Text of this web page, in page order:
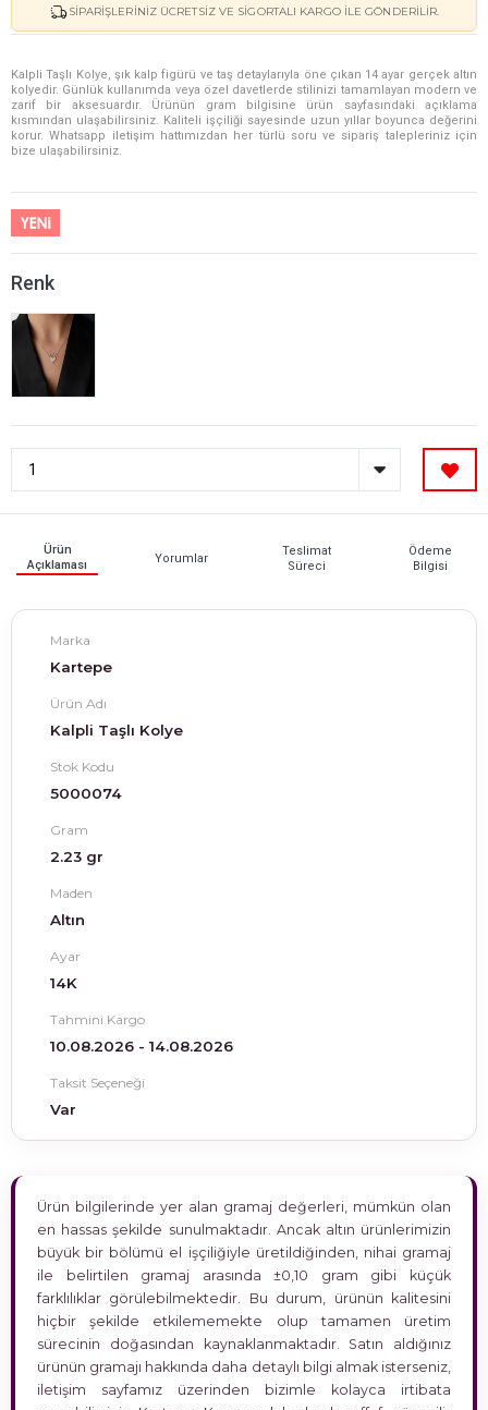
SIPARIŞLERINIZ ÜCRETSIZ VE SIGORTALI KARGO ILE GÖNDERILIR.
Kalpli Taşlı Kolye, şık kalp figürü ve taş detaylarıyla öne çıkan 14 ayar gerçek altın
kolyedir. Günlük kullanımda veya özel davetlerde stilinizi tamamlayan modern ve
zarif bir aksesuardır. Ürünün gram bilgisine ürün sayfasındaki açıklama
kısmından ulaşabilirsiniz. Kaliteli işçiliği sayesinde uzun yıllar boyunca değerini
korur. Whatsapp iletişim hattımızdan her türlü soru ve sipariş talepleriniz için
bize ulaşabilirsiniz.
Renk
Ürün
Açıklaması
Yorumlar
Teslimat
Süreci
Ödeme
Bilgisi
Marka
Kartepe
Ürün Adı
Kalpli Taşlı Kolye
Stok Kodu
5000074
Gram
2.23 gr
Maden
Altın
Ayar
14K
Tahmini Kargo
10.08.2026 - 14.08.2026
Taksit Seçeneği
Var
Ürün bilgilerinde yer alan gramaj değerleri, mümkün olan
en hassas şekilde sunulmaktadır. Ancak altın ürünlerimizin
büyük bir bölümü el işçiliğiyle üretildiğinden, nihai gramaj
ile belirtilen gramaj arasında ±0,10 gram gibi küçük
farklılıklar görülebilmektedir. Bu durum, ürünün kalitesini
hiçbir şekilde etkilememekte olup tamamen üretim
sürecinin doğasından kaynaklanmaktadır. Satın aldığınız
ürünün gramajı hakkında daha detaylı bilgi almak isterseniz,
iletişim sayfamız üzerinden bizimle kolayca irtibata